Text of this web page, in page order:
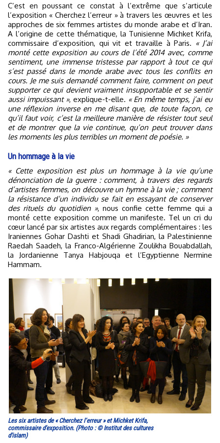
C’est en poussant ce constat à l’extrême que s’articule
l’exposition « Cherchez l’erreur » à travers les œuvres et les
approches de six femmes artistes du monde arabe et d’Iran.
A l’origine de cette thématique, la Tunisienne Michket Krifa,
commissaire d’exposition, qui vit et travaille à Paris. « J’ai
monté cette exposition au cours de l’été 2014 avec, comme
sentiment, une immense tristesse par rapport à tout ce qui
s’est passé dans le monde arabe avec tous les conflits en
cours. Je me suis demandé comment faire, comment on peut
supporter ce qui devient vraiment insupportable et se sentir
aussi impuissant », explique-t-elle. « En même temps, j’ai eu
une réflexion inverse en me disant que, de toute façon, ce
qu’il faut voir, c’est la meilleure manière de résister tout seul
et de montrer que la vie continue, qu’on peut trouver dans
les moments les plus terribles un moment de poésie. »
Un hommage à la vie
« Cette exposition est plus un hommage à la vie qu’une
dénonciation de la guerre : comment, à travers des regards
d’artistes femmes, on découvre un hymne à la vie ; comment
la résistance d’un individu se fait en essayant de conserver
des rituels du quotidien », nous confie cette femme qui a
monté cette exposition comme un manifeste. Tel un cri du
cœur lancé par six artistes aux regards complémentaires : les
Iraniennes Gohar Dashti et Shadi Ghadirian, la Palestinienne
Raedah Saadeh, la Franco-Algérienne Zoulikha Bouabdallah,
la Jordanienne Tanya Habjouqa et l’Egyptienne Nermine
Hammam.
Les six artistes de « Cherchez l’erreur » et Michket Krifa,
commissaire d'exposition. (Photo : © Institut des cultures
d'islam)